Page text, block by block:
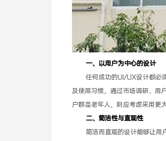
一、以用户为中心的设计
任何成功的UI/UX设计都必
及使用习惯，通过市场调研、用
户群是老年人，则应考虑采用更
二、简洁性与直观性
简洁而直观的设计能够让用